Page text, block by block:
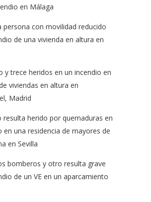
en Málaga
persona con movilidad reducido
de una vivienda en altura en
y trece heridos en un incendio en
viviendas en altura en
Madrid
resulta herido por quemaduras en
en una residencia de mayores de
en Sevilla
bomberos y otro resulta grave
de un VE en un aparcamiento